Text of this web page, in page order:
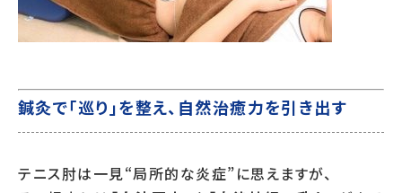
鍼灸で「巡り」を整え、自然治癒力を引き出す
テニス肘は一見“局所的な炎症”に思えますが、